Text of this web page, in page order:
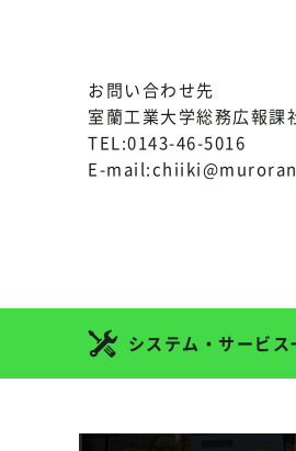
お問い合わせ先
室蘭工業大学総務広報課
TEL:0143-46-5016
E-
システム・サービ